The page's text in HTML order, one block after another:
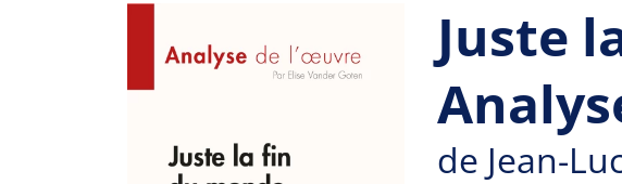
Juste
de Jean-